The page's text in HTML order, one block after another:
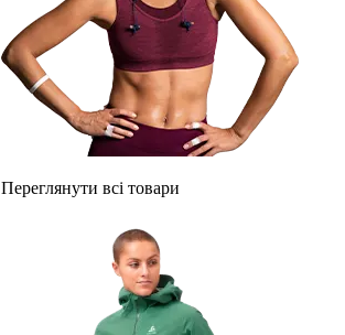
Переглянути всі товари